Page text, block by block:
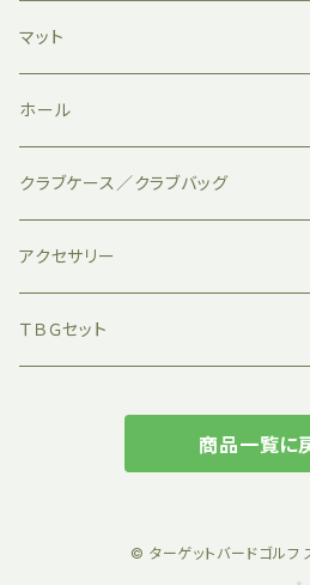
マット
ホール
クラブケース／クラブバッグ
アクセサリー
ＴＢＧセット
商品一覧に
© ターゲットバードゴルフ